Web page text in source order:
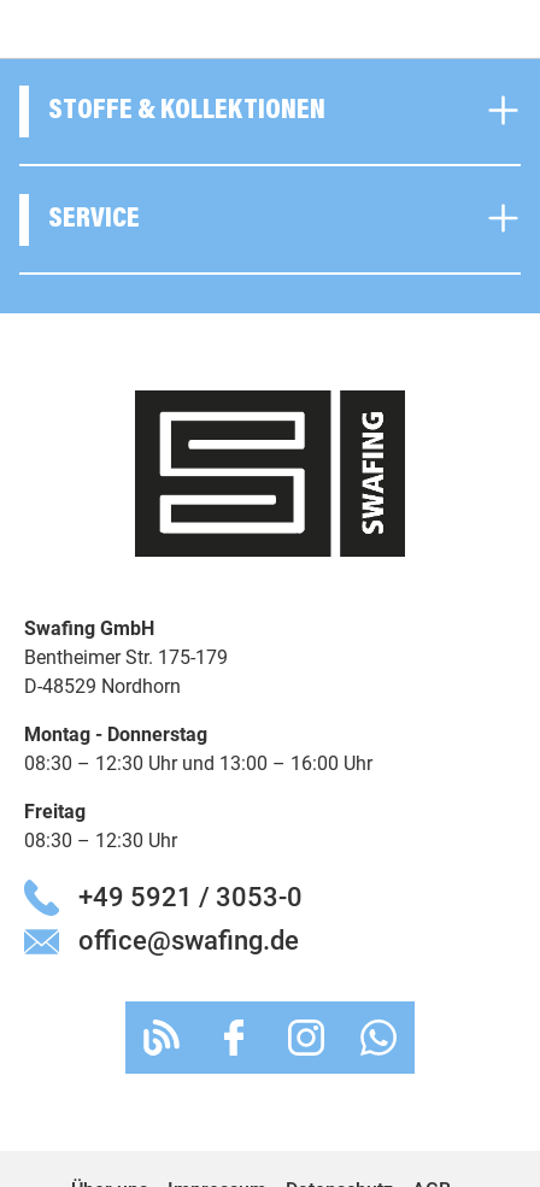
STOFFE & KOLLEKTIONEN
SERVICE
Swafing GmbH
Bentheimer Str. 175-179
D-48529 Nordhorn
Montag - Donnerstag
08:30 – 12:30 Uhr und 13:00 – 16:00 Uhr
Freitag
08:30 – 12:30 Uhr
+49 5921 / 3053-0
office@swafing.de